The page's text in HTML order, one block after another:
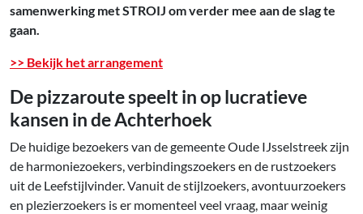
samenwerking met STROIJ om verder mee aan de slag te
gaan.
>> Bekijk het arrangement
De pizzaroute speelt in op lucratieve
kansen in de Achterhoek
De huidige bezoekers van de gemeente Oude IJsselstreek zijn
de harmoniezoekers, verbindingszoekers en de rustzoekers
uit de Leefstijlvinder. Vanuit de stijlzoekers, avontuurzoekers
en plezierzoekers is er momenteel veel vraag, maar weinig